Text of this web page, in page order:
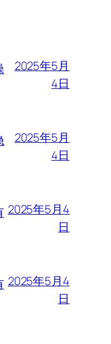
2025年5月
4日
2025年5月
4日
2025年5月4
日
2025年5月4
日